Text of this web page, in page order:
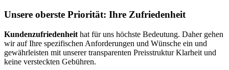
Unsere oberste Priorität: Ihre Zufriedenheit
Kundenzufriedenheit hat für uns höchste Bedeutung. Daher gehen
wir auf Ihre spezifischen Anforderungen und Wünsche ein und
gewährleisten mit unserer transparenten Preisstruktur Klarheit und
keine versteckten Gebühren.